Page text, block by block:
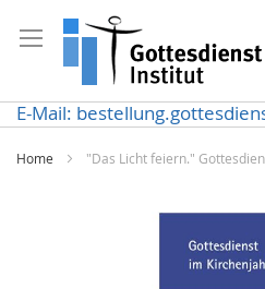
zum
Inhalt
E-Mail:
Home "Das Licht feiern."